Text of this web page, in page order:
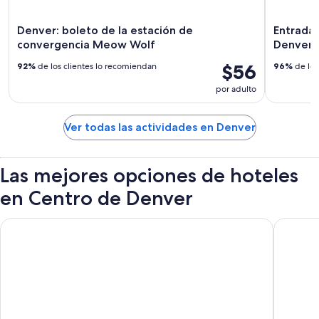
Denver: boleto de la estación de
convergencia Meow Wolf
$56
por adulto
92% de los clientes lo recomiendan
Denver
96% de
Ver todas las actividades en Denver
Las mejores opciones de hoteles
en Centro de Denver
Sonesta Denver Downtown Hyatt